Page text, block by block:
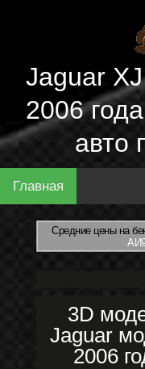
Jaguar
2006
авто
Главная
Средние цены на
3D
Jaguar
2006